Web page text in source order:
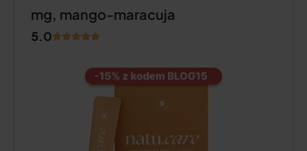
mg, mango-maracuja
5.0